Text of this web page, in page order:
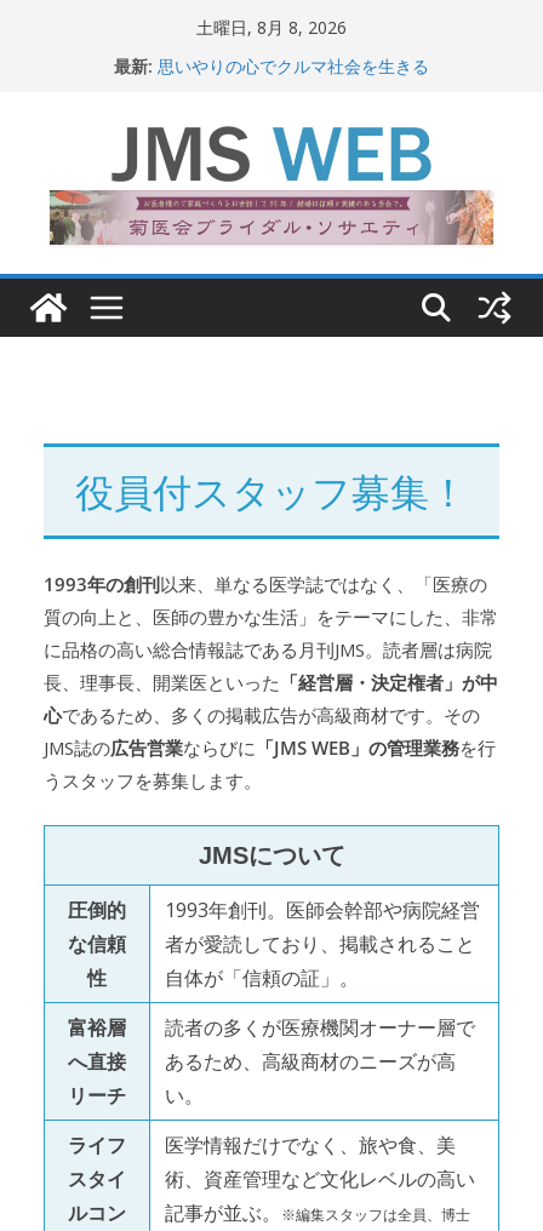
ッ
土曜日, 8月 8, 2026
最新: 思いやりの心でクルマ社会を生きる
関東大震災から100 年
新生ニッポン！
役員付スタッフ募集！
1993年の創刊以来、単なる医学誌ではなく、「医療の
質の向上と、医師の豊かな生活」をテーマにした、非常
に品格の高い総合情報誌である月刊JMS。読者層は病院
長、理事長、開業医といった 「経営層・決定権者」が中
心であるため、多くの掲載広告が高級商材です。その
JMS誌の広告営業ならびに 「JMS WEB」の管理業務を行
うスタッフを募集します。
JMSについて
圧倒的
な信頼
性
1993年創刊。医師会幹部や病院経営
者が愛読しており、掲載されること
自体が「信頼の証」。
富裕層
へ直接
リーチ
読者の多くが医療機関オーナー層で
あるため、高級商材のニーズが高
い。
ライフ
スタイ
ルコン
医学情報だけでなく、旅や食、美
術、資産管理など文化レベルの高い
記事が並ぶ。
※編集スタッフは全員、博士